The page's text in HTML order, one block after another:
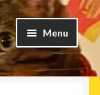
Menu